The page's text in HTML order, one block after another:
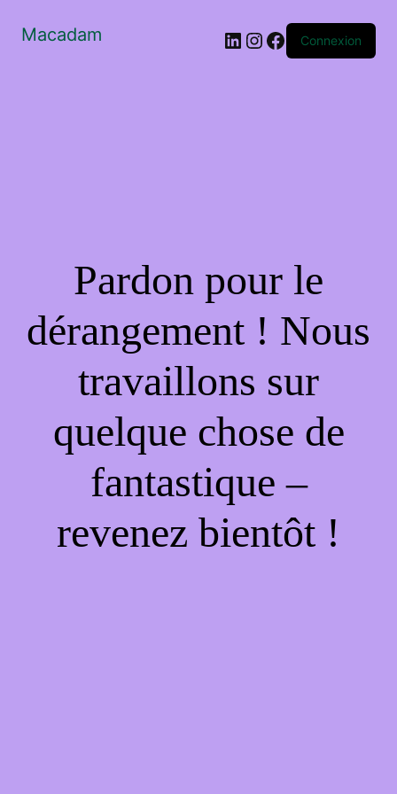
Macadam LinkedIn
Instagram
Facebook
Connexion
Pardon pour le
dérangement ! Nous
travaillons sur
quelque chose de
fantastique –
revenez bientôt !